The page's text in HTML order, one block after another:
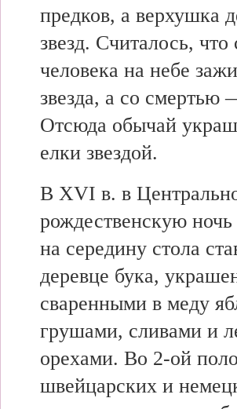
предков, а верхушка
звезд. Считалось,
человека на небе
звезда, а со смертью
Отсюда обычай
елки звездой.
В XVI в. в
рождественскую
на середину стола
деревце бука,
сваренными в меду
грушами, сливами и
орехами. Во 2-ой
швейцарских и